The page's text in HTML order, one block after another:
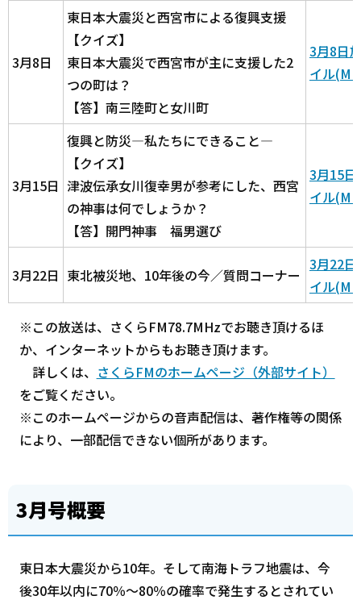
3月8日
東日本大震災と西宮市による復興支援
【クイズ】
東日本大震災で西宮市が主に支援した2
つの町は？
【答】南三陸町と女川町
3月8日
イル
3月15日
復興と防災―私たちにできること―
【クイズ】
津波伝承女川復幸男が参考にした、西宮
の神事は何でしょうか？
【答】開門神事 福男選び
3月15
イル
3月22日 東北被災地、10年後の今／質問コーナー
3月22
イル
※この放送は、さくらFM78.7MHzでお聴き頂けるほ
か、インターネットからもお聴き頂けます。
詳しくは、 さくらFMのホームページ（外部サイト）
をご覧ください。
※このホームページからの音声配信は、著作権等の関係
により、一部配信できない個所があります。
3月号概要
東日本大震災から10年。そして南海トラフ地震は、今
後30年以内に70％～80％の確率で発生するとされてい